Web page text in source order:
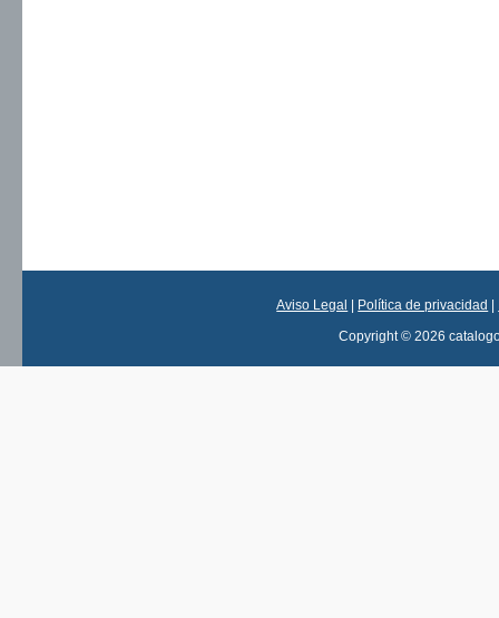
Aviso Legal Política de privacidad
Copyright © 2026